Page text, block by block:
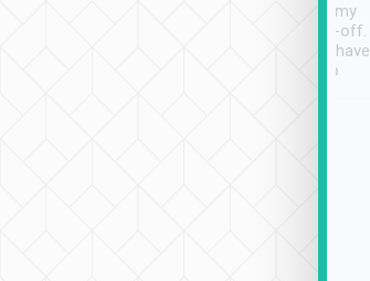
have safely arrived at my
destination after drop-off.
Definitely something I have
not seen elsewhere 👍